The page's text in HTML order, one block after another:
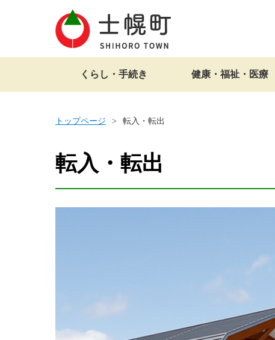
くらし・手続き 健康・福祉・医療
トップページ 転入・転出
転入・転出